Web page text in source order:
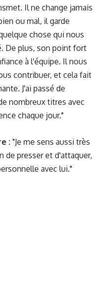
Il ne change jamais
ou mal, il garde
chose qui nous
De plus, son point fort
à l'équipe. Il nous
contribuer, et cela fait
J'ai passé de
nombreux titres avec
chaque jour."
: "Je me sens aussi très
de presser et d'attaquer,
avec lui."